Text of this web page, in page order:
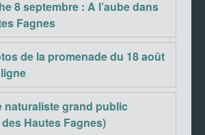
8 septembre : A l’aube dans
Fagnes
de la promenade du 18 août
naturaliste grand public
Hautes Fagnes)